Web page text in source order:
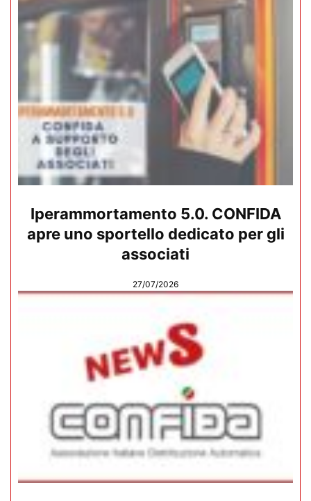
Iperammortamento 5.0. CONFIDA
apre uno sportello dedicato per gli
associati
27/07/2026